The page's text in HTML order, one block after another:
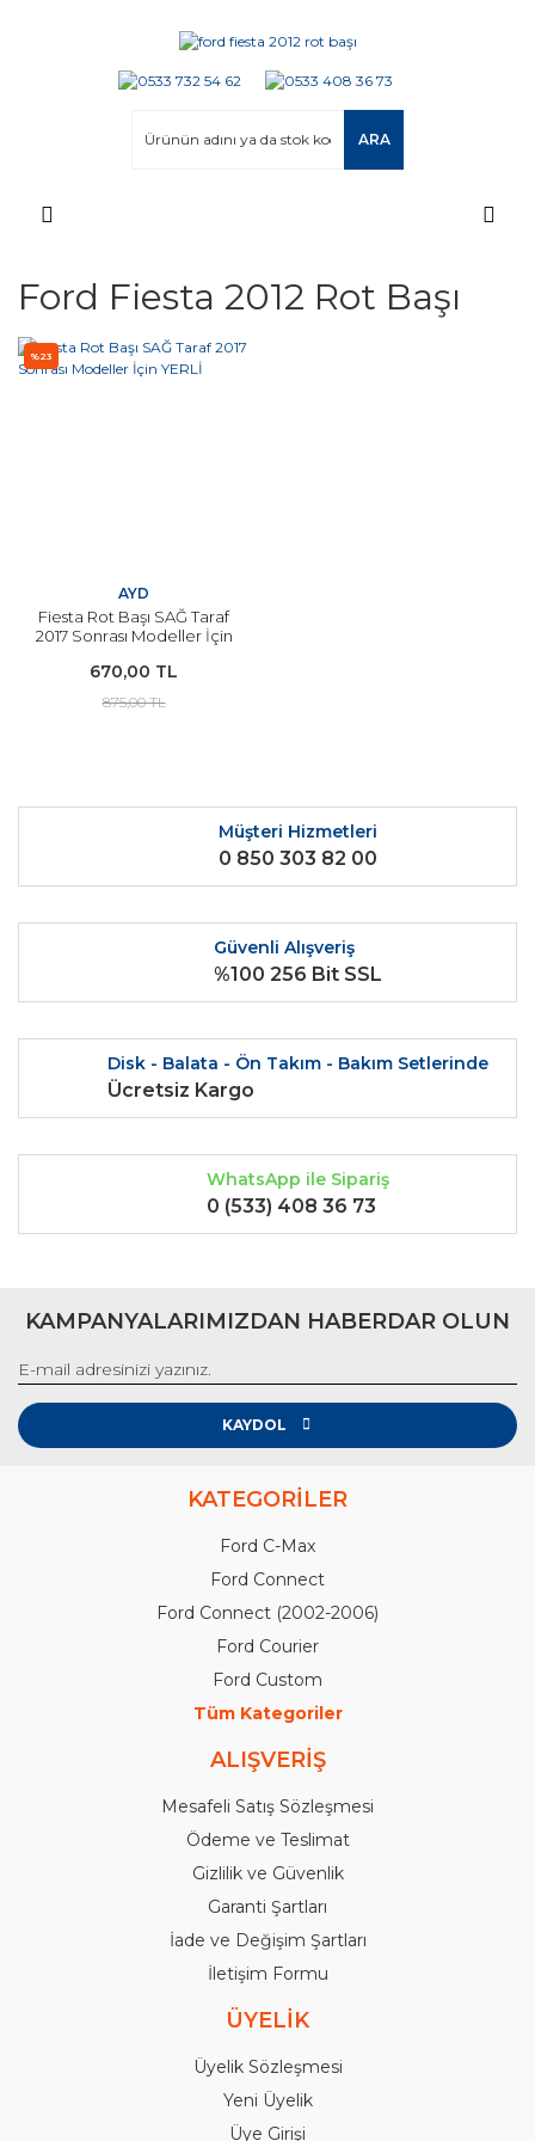
ARA
Ford Fiesta 2012 Rot Başı
%23
AYD
Fiesta Rot Başı SAĞ Taraf
2017 Sonrası Modeller İçin
670,00 TL
875,00 TL
Müşteri Hizmetleri
0 850 303 82 00
Güvenli Alışveriş
%100 256 Bit SSL
Disk - Balata - Ön Takım - Bakım Setlerinde
Ücretsiz Kargo
WhatsApp ile Sipariş
0 (533) 408 36 73
KAMPANYALARIMIZDAN HABERDAR OLUN
KAYDOL
KATEGORİLER
Ford C-Max
Ford Connect
Ford Connect (2002-2006)
Ford Courier
Ford Custom
Tüm Kategoriler
ALIŞVERİŞ
Mesafeli Satış Sözleşmesi
Ödeme ve Teslimat
Gizlilik ve Güvenlik
Garanti Şartları
İade ve Değişim Şartları
İletişim Formu
ÜYELİK
Üyelik Sözleşmesi
Yeni Üyelik
Üye Girişi